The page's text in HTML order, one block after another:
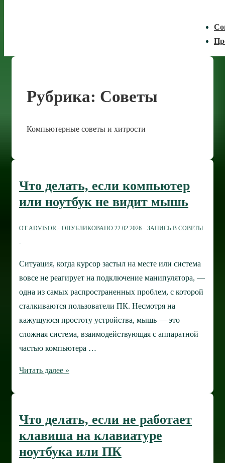
Рубрика: Советы
Компьютерные советы и хитрости
Что делать, если компьютер
или ноутбук не видит мышь
ОТADVISOR ОПУБЛИКОВАНО 22.02.2026 ЗАПИСЬ В СОВЕТЫ
Ситуация, когда курсор застыл на месте или система
вовсе не реагирует на подключение манипулятора, —
одна из самых распространенных проблем, с которой
сталкиваются пользователи ПК. Несмотря на
кажущуюся простоту устройства, мышь — это
сложная система, взаимодействующая с аппаратной
частью компьютера …
Что
или
ноутбук
не
Читать далее »
Что делать, если не работает
клавиша на клавиатуре
ноутбука или ПК